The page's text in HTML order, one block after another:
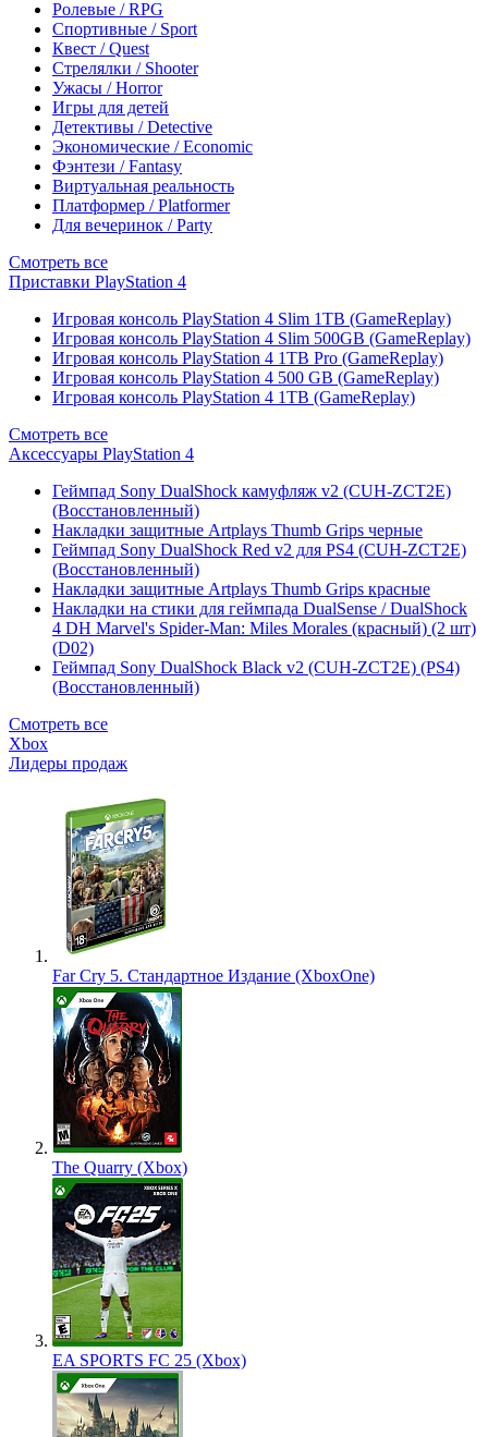
Ролевые / RPG
Спортивные / Sport
Квест / Quest
Стрелялки / Shooter
Ужасы / Horror
Игры для детей
Детективы / Detective
Экономические / Economic
Фэнтези / Fantasy
Виртуальная реальность
Платформер / Platformer
Для вечеринок / Party
Смотреть все
Приставки PlayStation 4
Игровая консоль PlayStation 4 Slim 1TB (GameReplay)
Игровая консоль PlayStation 4 Slim 500GB (GameReplay)
Игровая консоль PlayStation 4 1TB Pro (GameReplay)
Игровая консоль PlayStation 4 500 GB (GameReplay)
Игровая консоль PlayStation 4 1TB (GameReplay)
Смотреть все
Аксессуары PlayStation 4
Геймпад Sony DualShock камуфляж v2 (CUH-ZCT2E)
(Восстановленный)
Накладки защитные Artplays Thumb Grips черные
Геймпад Sony DualShock Red v2 для PS4 (CUH-ZCT2E)
(Восстановленный)
Накладки защитные Artplays Thumb Grips красные
Накладки на стики для геймпада DualSense / DualShock
4 DH Marvel's Spider-Man: Miles Morales (красный) (2 шт)
(D02)
Геймпад Sony DualShock Black v2 (CUH-ZCT2E) (PS4)
(Восстановленный)
Смотреть все
Xbox
Лидеры продаж
Far Cry 5. Стандартное Издание (XboxOne)
The Quarry (Xbox)
EA SPORTS FC 25 (Xbox)